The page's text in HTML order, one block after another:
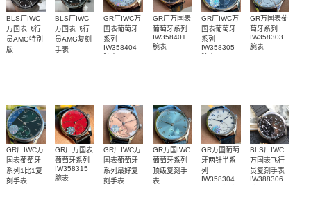
BLS厂IWC
万国表飞行
员AMG特别
版
BLS厂IWC
万国表飞行
员AMG复刻
手表
GR厂IWC万
国表葡萄牙
系列
IW358404
GR厂万国表
葡萄牙系列
IW358401
腕表
GR厂IWC万
国表葡萄牙
系列
IW358305
GR万国表葡
萄牙系列
IW358303
腕表
GR厂IWC万
国表葡萄牙
系列1比1复
刻手表
GR厂万国表
葡萄牙系列
IW358315
腕表
GR厂IWC万
国表葡萄牙
系列最好复
刻手表
GR万国IWC
葡萄牙系列
顶级复刻手
表
GR万国葡萄
牙两针半系
列
IW358304
BLS厂IWC
万国表飞行
员复刻手表
IW388306